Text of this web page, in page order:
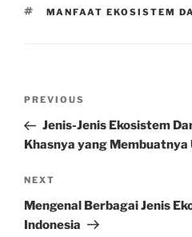
TAGS
MANFAAT EKOSISTEM
Previous
Post
PREVIOUS
Jenis-Jenis Ekosistem
Khasnya yang Membuatnya
Next
Post
NEXT
Mengenal Berbagai Jenis
Indonesia